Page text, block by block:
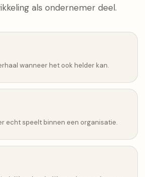
als ondernemer deel.
wanneer het ook helder kan.
echt speelt binnen een organisatie.